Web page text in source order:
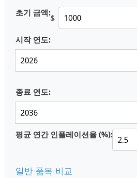
초기 금액:$
시작 연도:
종료 연도:
평균 연간 인플레이션율 (%):
일반 품목 비교